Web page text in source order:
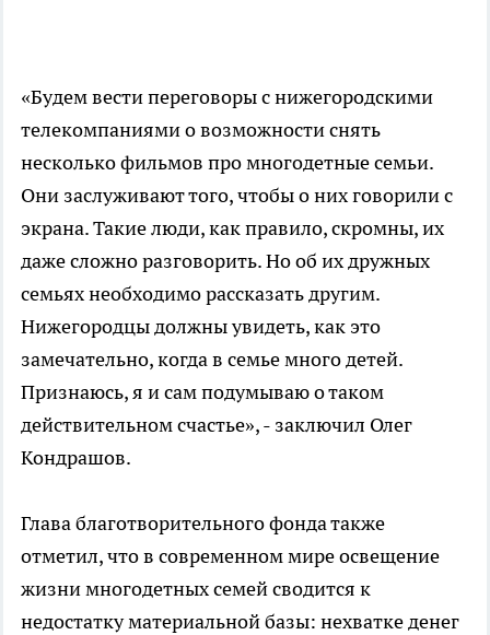
«Будем вести переговоры с нижегородскими
телекомпаниями о возможности снять
несколько фильмов про многодетные семьи.
Они заслуживают того, чтобы о них говорили с
экрана. Такие люди, как правило, скромны, их
даже сложно разговорить. Но об их дружных
семьях необходимо рассказать другим.
Нижегородцы должны увидеть, как это
замечательно, когда в семье много детей.
Признаюсь, я и сам подумываю о таком
действительном счастье», - заключил Олег
Кондрашов.
Глава благотворительного фонда также
отметил, что в современном мире освещение
жизни многодетных семей сводится к
недостатку материальной базы: нехватке денег